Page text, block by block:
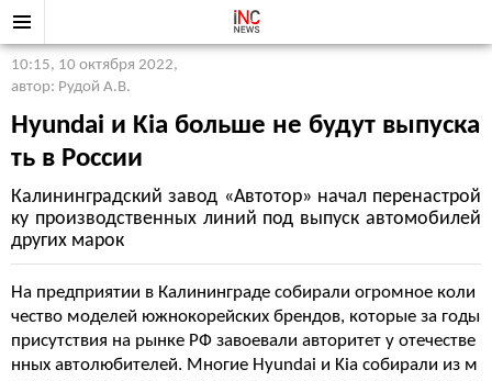
10:15, 10 октября 2022,
автор: Рудой А.В.
Hyundai и Kia больше не будут выпуска
ть в России
Калининградский завод «Автотор» начал перенастрой
ку производственных линий под выпуск автомобилей
других марок
На предприятии в Калининграде собирали огромное коли
чество моделей южнокорейских брендов, которые за годы
присутствия на рынке РФ завоевали авторитет у отечестве
нных автолюбителей. Многие Hyundai и Kia собирали из м